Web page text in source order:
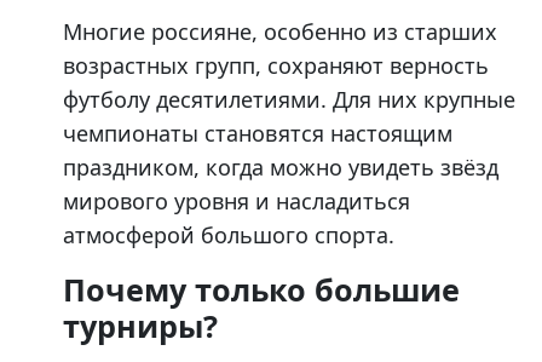
Многие россияне, особенно из старших
возрастных групп, сохраняют верность
футболу десятилетиями. Для них крупные
чемпионаты становятся настоящим
праздником, когда можно увидеть звёзд
мирового уровня и насладиться
атмосферой большого спорта.
Почему только большие
турниры?